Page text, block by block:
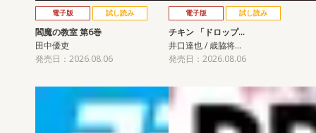
電子版 試し読み
閻魔の教室 第6巻
田中優吏
発売日：2026.08.06
電子版 試し読み
チキン 「ドロップ…
井口達也 / 歳脇将…
発売日：2026.08.06